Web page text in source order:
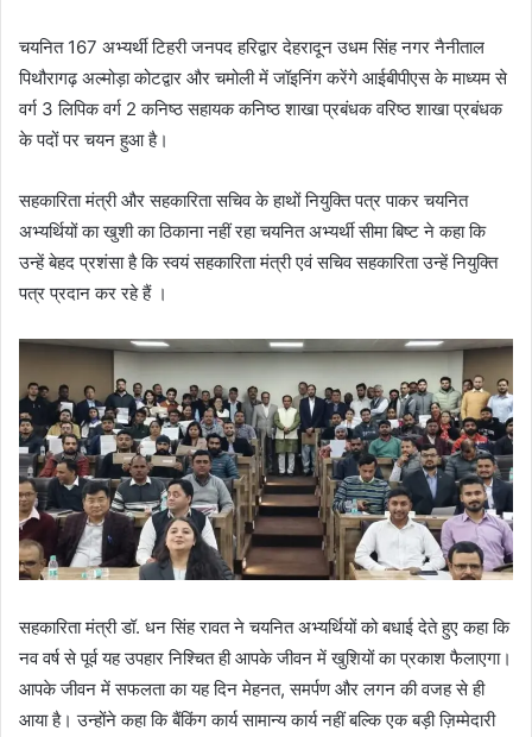
चयनित 167 अभ्यर्थी टिहरी जनपद हरिद्वार देहरादून उधम सिंह नगर नैनीताल
पिथौरागढ़ अल्मोड़ा कोटद्वार और चमोली में जॉइनिंग करेंगे आईबीपीएस के माध्यम से
वर्ग 3 लिपिक वर्ग 2 कनिष्ठ सहायक कनिष्ठ शाखा प्रबंधक वरिष्ठ शाखा प्रबंधक
के पदों पर चयन हुआ है।
सहकारिता मंत्री और सहकारिता सचिव के हाथों नियुक्ति पत्र पाकर चयनित
अभ्यर्थियों का खुशी का ठिकाना नहीं रहा चयनित अभ्यर्थी सीमा बिष्ट ने कहा कि
उन्हें बेहद प्रशंसा है कि स्वयं सहकारिता मंत्री एवं सचिव सहकारिता उन्हें नियुक्ति
पत्र प्रदान कर रहे हैं ।
सहकारिता मंत्री डॉ. धन सिंह रावत ने चयनित अभ्यर्थियों को बधाई देते हुए कहा कि
नव वर्ष से पूर्व यह उपहार निश्चित ही आपके जीवन में खुशियों का प्रकाश फैलाएगा।
आपके जीवन में सफलता का यह दिन मेहनत, समर्पण और लगन की वजह से ही
आया है। उन्होंने कहा कि बैंकिंग कार्य सामान्य कार्य नहीं बल्कि एक बड़ी ज़िम्मेदारी